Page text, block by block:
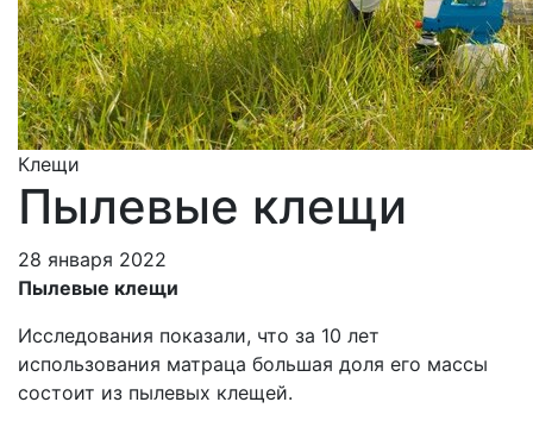
Клещи
Пылевые клещи
28 января 2022
Пылевые клещи
Исследования показали, что за 10 лет
использования матраца большая доля его массы
состоит из пылевых клещей.